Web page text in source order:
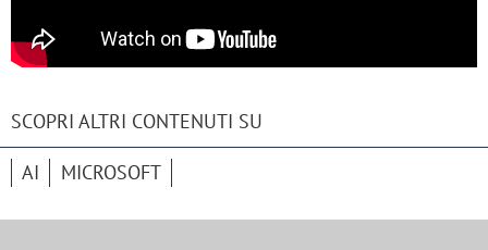
SCOPRI ALTRI CONTENUTI SU
AI MICROSOFT